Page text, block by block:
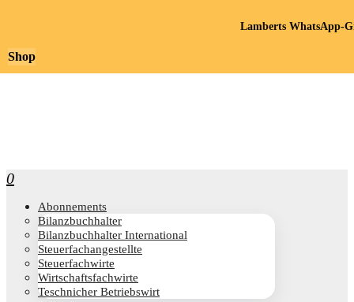
0
Abon­ne­ments
Bilanz­buch­hal­ter
Bilanz­buch­hal­ter International
Steu­er­fach­an­ge­stell­te
Steu­er­fach­wir­te
Wirt­schafts­fach­wir­te
Teschni­cher Betriebswirt
Shop
Lamberts WhatsApp-